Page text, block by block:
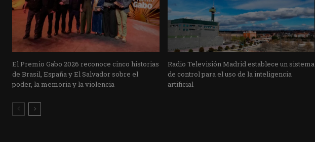
El Premio Gabo 2026 reconoce cinco historias
de Brasil, España y El Salvador sobre el
poder, la memoria y la violencia
Radio Televisión Madrid establece un sistema
de control para el uso de la inteligencia
artificial